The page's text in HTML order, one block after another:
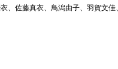
、佐藤真衣、鳥潟由子、羽賀文佳